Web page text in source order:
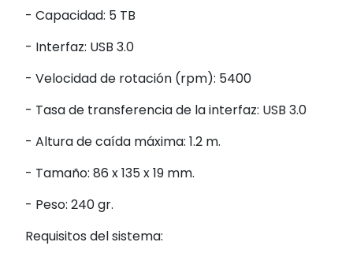
- Capacidad: 5 TB
- Interfaz: USB 3.0
- Velocidad de rotación (rpm): 5400
- Tasa de transferencia de la interfaz: USB 3.0
- Altura de caída máxima: 1.2 m.
- Tamaño: 86 x 135 x 19 mm.
- Peso: 240 gr.
Requisitos del sistema: